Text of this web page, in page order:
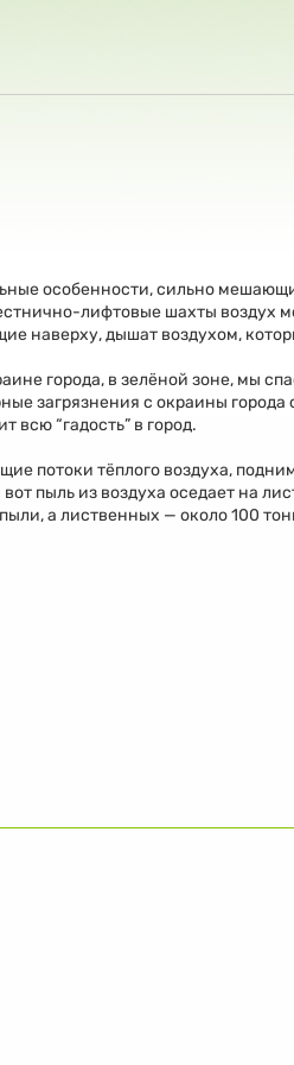
особенности, сильно
лифтовые шахты
наверху, дышат воздухом,
города, в зелёной зоне, мы
загрязнения с окраины
“гадость” в город.
потоки тёплого воздуха,
пыль из воздуха оседает на
а лиственных — около 100